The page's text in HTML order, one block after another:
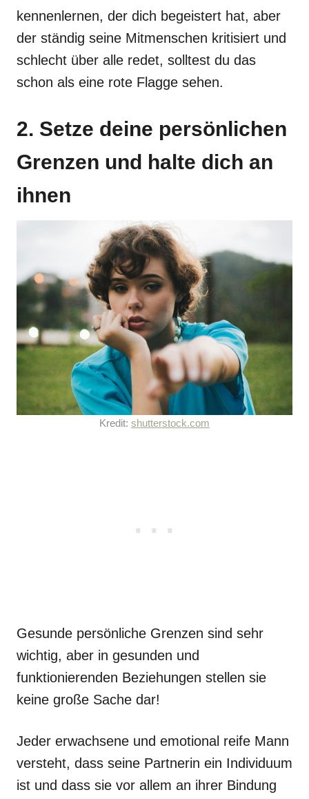
kennenlernen, der dich begeistert hat, aber
der ständig seine Mitmenschen kritisiert und
schlecht über alle redet, solltest du das
schon als eine rote Flagge sehen.
2. Setze deine persönlichen
Grenzen und halte dich an
ihnen
Kredit: shutterstock.com
Gesunde persönliche Grenzen sind sehr
wichtig, aber in gesunden und
funktionierenden Beziehungen stellen sie
keine große Sache dar!
Jeder erwachsene und emotional reife Mann
versteht, dass seine Partnerin ein Individuum
ist und dass sie vor allem an ihrer Bindung